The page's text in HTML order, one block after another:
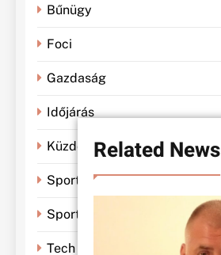
Related News
Bűnügy
Foci
Gazdaság
Időjárás
Küzdősportok
Sportbánya
Sporthírek
Tech